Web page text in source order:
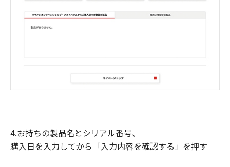
4.お持ちの製品名とシリアル番号、
購入日を入力してから「入力内容を確認する」を押す